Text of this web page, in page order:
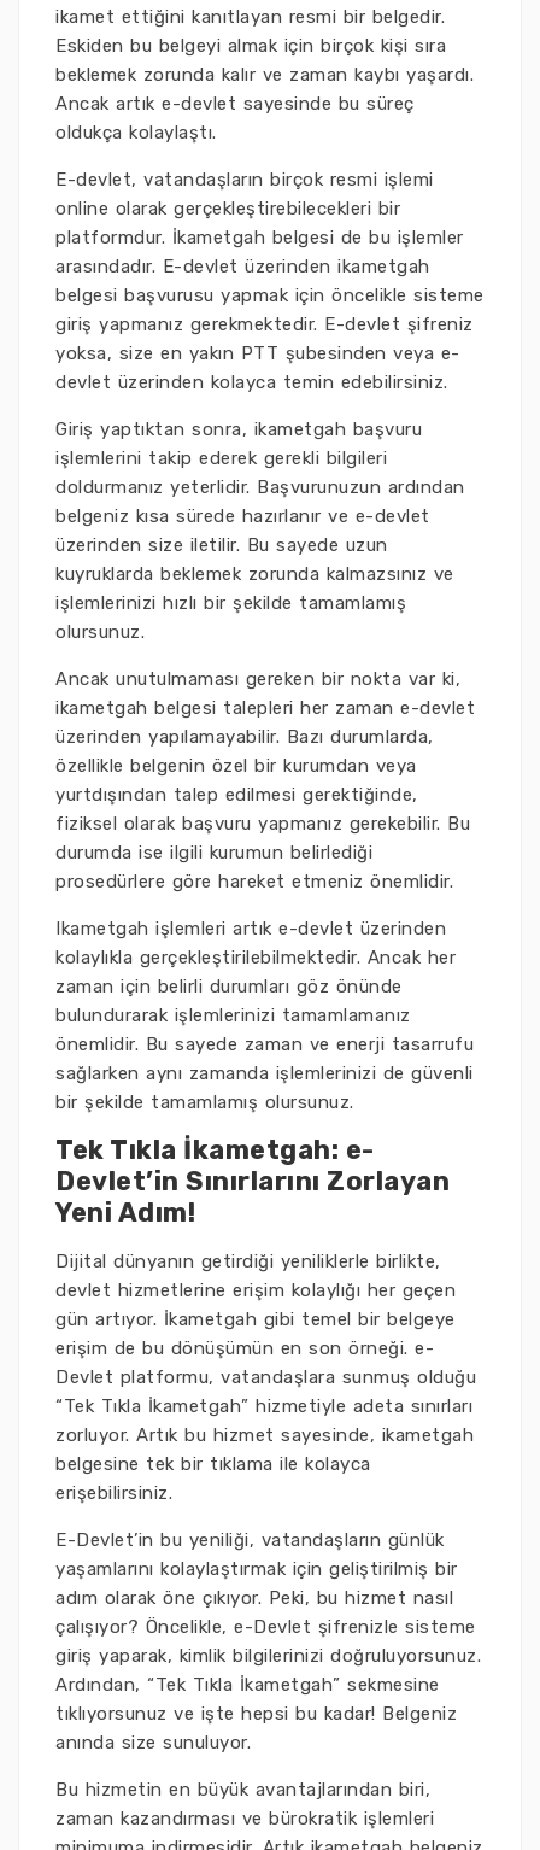
ikamet ettiğini kanıtlayan resmi bir belgedir.
Eskiden bu belgeyi almak için birçok kişi sıra
beklemek zorunda kalır ve zaman kaybı yaşardı.
Ancak artık e-devlet sayesinde bu süreç
oldukça kolaylaştı.
E-devlet, vatandaşların birçok resmi işlemi
online olarak gerçekleştirebilecekleri bir
platformdur. İkametgah belgesi de bu işlemler
arasındadır. E-devlet üzerinden ikametgah
belgesi başvurusu yapmak için öncelikle sisteme
giriş yapmanız gerekmektedir. E-devlet şifreniz
yoksa, size en yakın PTT şubesinden veya e-
devlet üzerinden kolayca temin edebilirsiniz.
Giriş yaptıktan sonra, ikametgah başvuru
işlemlerini takip ederek gerekli bilgileri
doldurmanız yeterlidir. Başvurunuzun ardından
belgeniz kısa sürede hazırlanır ve e-devlet
üzerinden size iletilir. Bu sayede uzun
kuyruklarda beklemek zorunda kalmazsınız ve
işlemlerinizi hızlı bir şekilde tamamlamış
olursunuz.
Ancak unutulmaması gereken bir nokta var ki,
ikametgah belgesi talepleri her zaman e-devlet
üzerinden yapılamayabilir. Bazı durumlarda,
özellikle belgenin özel bir kurumdan veya
yurtdışından talep edilmesi gerektiğinde,
fiziksel olarak başvuru yapmanız gerekebilir. Bu
durumda ise ilgili kurumun belirlediği
prosedürlere göre hareket etmeniz önemlidir.
Ikametgah işlemleri artık e-devlet üzerinden
kolaylıkla gerçekleştirilebilmektedir. Ancak her
zaman için belirli durumları göz önünde
bulundurarak işlemlerinizi tamamlamanız
önemlidir. Bu sayede zaman ve enerji tasarrufu
sağlarken aynı zamanda işlemlerinizi de güvenli
bir şekilde tamamlamış olursunuz.
Tek Tıkla İkametgah: e-
Devlet’in Sınırlarını Zorlayan
Yeni Adım!
Dijital dünyanın getirdiği yeniliklerle birlikte,
devlet hizmetlerine erişim kolaylığı her geçen
gün artıyor. İkametgah gibi temel bir belgeye
erişim de bu dönüşümün en son örneği. e-
Devlet platformu, vatandaşlara sunmuş olduğu
“Tek Tıkla İkametgah” hizmetiyle adeta sınırları
zorluyor. Artık bu hizmet sayesinde, ikametgah
belgesine tek bir tıklama ile kolayca
erişebilirsiniz.
E-Devlet’in bu yeniliği, vatandaşların günlük
yaşamlarını kolaylaştırmak için geliştirilmiş bir
adım olarak öne çıkıyor. Peki, bu hizmet nasıl
çalışıyor? Öncelikle, e-Devlet şifrenizle sisteme
giriş yaparak, kimlik bilgilerinizi doğruluyorsunuz.
Ardından, “Tek Tıkla İkametgah” sekmesine
tıklıyorsunuz ve işte hepsi bu kadar! Belgeniz
anında size sunuluyor.
Bu hizmetin en büyük avantajlarından biri,
zaman kazandırması ve bürokratik işlemleri